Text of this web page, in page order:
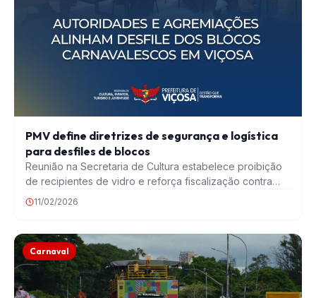
PMV define diretrizes de segurança e logística
para desfiles de blocos
Reunião na Secretaria de Cultura estabelece proibição
de recipientes de vidro e reforça fiscalização contra
assédio…
11/02/2026
Carnaval